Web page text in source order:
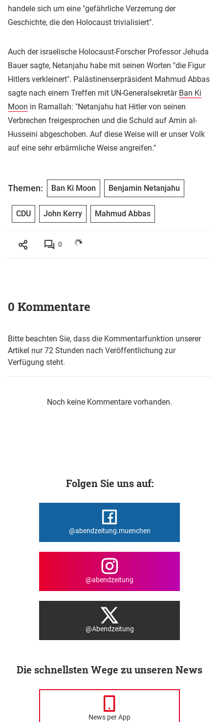
handele sich um eine "gefährliche Verzerrung der
Geschichte, die den Holocaust trivialisiert".
Auch der israelische Holocaust-Forscher Professor Jehuda
Bauer sagte, Netanjahu habe mit seinen Worten "die Figur
Hitlers verkleinert". Palästinenserpräsident Mahmud Abbas
sagte nach einem Treffen mit UN-Generalsekretär Ban Ki
Moon in Ramallah: "Netanjahu hat Hitler von seinen
Verbrechen freigesprochen und die Schuld auf Amin al-
Husseini abgeschoben. Auf diese Weise will er unser Volk
auf eine sehr erbärmliche Weise angreifen."
Themen: Ban Ki Moon Benjamin Netanjahu
CDU John Kerry Mahmud Abbas
0
0 Kommentare
Bitte beachten Sie, dass die Kommentarfunktion unserer
Artikel nur 72 Stunden nach Veröffentlichung zur
Verfügung steht.
Noch keine Kommentare vorhanden.
Folgen Sie uns auf:
@abendzeitung.muenchen
@abendzeitung
@Abendzeitung
Die schnellsten Wege zu unseren News
News per App